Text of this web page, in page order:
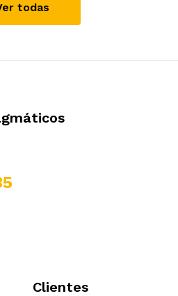
todas
Clientes